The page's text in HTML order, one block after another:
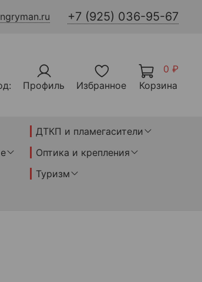
+7 (925) 036-95-67
Профиль Избранное
0 ₽
Корзина
ДТКП и пламегасители
Оптика и крепления
Туризм